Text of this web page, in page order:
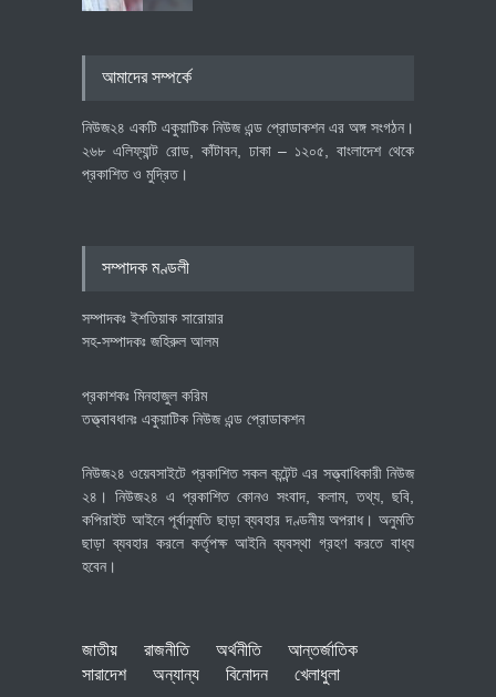
আমাদের সম্পর্কে
নিউজ২৪ একটি একুয়াটিক নিউজ এন্ড প্রোডাকশন এর অঙ্গ সংগঠন।
২৬৮ এলিফ্যান্ট রোড, কাঁটাবন, ঢাকা – ১২০৫, বাংলাদেশ থেকে
প্রকাশিত ও মুদ্রিত।
সম্পাদক মণ্ডলী
সম্পাদকঃ ইশতিয়াক সারোয়ার
সহ-সম্পাদকঃ জহিরুল আলম
প্রকাশকঃ মিনহাজুল করিম
তত্ত্বাবধানঃ একুয়াটিক নিউজ এন্ড প্রোডাকশন
নিউজ২৪ ওয়েবসাইটে প্রকাশিত সকল কন্টেন্ট এর সত্ত্বাধিকারী নিউজ
২৪। নিউজ২৪ এ প্রকাশিত কোনও সংবাদ, কলাম, তথ্য, ছবি,
কপিরাইট আইনে পূর্বানুমতি ছাড়া ব্যবহার দণ্ডনীয় অপরাধ। অনুমতি
ছাড়া ব্যবহার করলে কর্তৃপক্ষ আইনি ব্যবস্থা গ্রহণ করতে বাধ্য
হবেন।
জাতীয় রাজনীতি অর্থনীতি
আন্তর্জাতিক
সারাদেশ
অন্যান্য বিনোদন খেলাধুলা